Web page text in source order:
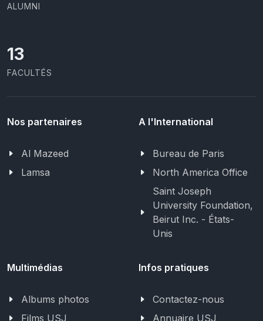
ALUMNI
13
FACULTÉS
Nos partenaires
Al Mazeed
Lamsa
A l'International
Bureau de Paris
North America Office
Saint Joseph
University Foundation,
Beirut Inc. - États-
Unis
Multimédias
Albums photos
Films USJ
Infos pratiques
Contactez-nous
Annuaire USJ